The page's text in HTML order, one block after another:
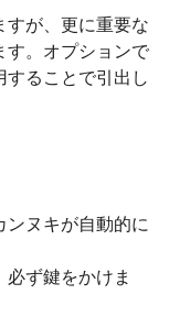
すが、更に重要な
す。オプションで
することで引出し
ンヌキが自動的に
ず鍵をかけま